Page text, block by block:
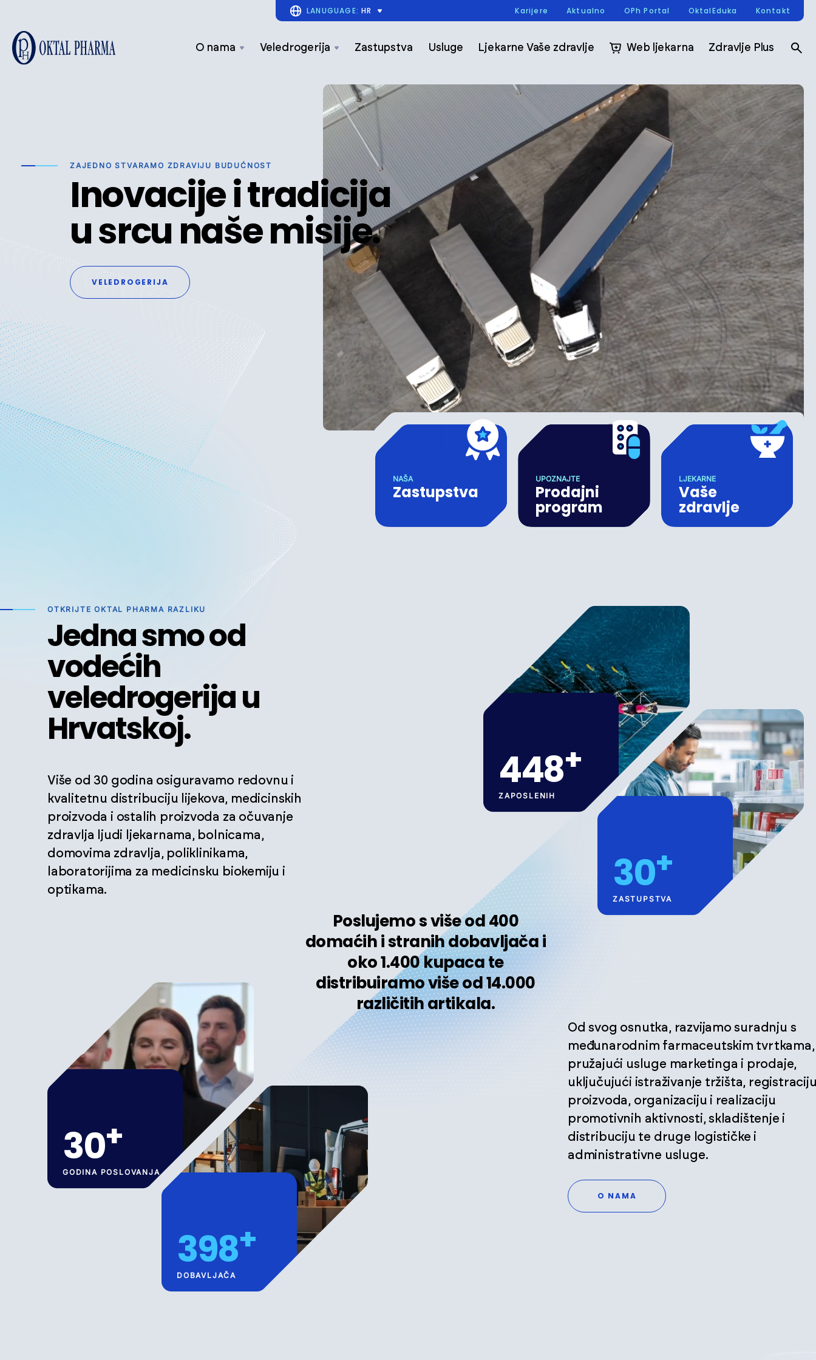
LANUGUAGE:HR Karijere Aktualno OPh Portal OktalEduka Kontakt
O nama Veledrogerija Zastupstva Usluge Ljekarne Vaše zdravlje Web ljekarna Zdravlje Plus
ZAJEDNO STVARAMO ZDRAVIJU BUDUĆNOST
Inovacije i tradicija
u srcu naše misije.
VELEDROGERIJA
NAŠA
Zastupstva
UPOZNAJTE
Prodajni
program
LJEKARNE
Vaše
zdravlje
OTKRIJTE OKTAL PHARMA RAZLIKU
Jedna smo od
vodećih
veledrogerija u
Hrvatskoj.
Više od 30 godina osiguravamo redovnu i
kvalitetnu distribuciju lijekova, medicinskih
proizvoda i ostalih proizvoda za očuvanje
zdravlja ljudi ljekarnama, bolnicama,
domovima zdravlja, poliklinikama,
laboratorijima za medicinsku biokemiju i
optikama.
450+
ZAPOSLENIH
30+
ZASTUPSTVA
Poslujemo s više od 400
domaćih i stranih dobavljača i
oko 1.400 kupaca te
distribuiramo više od 14.000
različitih artikala.
30+
GODINA POSLOVANJA
400+
DOBAVLJAČA
Od svog osnutka, razvijamo suradnju s
međunarodnim farmaceutskim tvrtkama,
pružajući usluge marketinga i prodaje,
uključujući istraživanje tržišta,
proizvoda, organizaciju i realizaciju
promotivnih aktivnosti, skladištenje i
distribuciju te druge logističke i
administrativne usluge.
O NAMA